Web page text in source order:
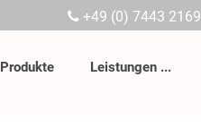
+49 (0) 7443 2169
Produkte Leistungen